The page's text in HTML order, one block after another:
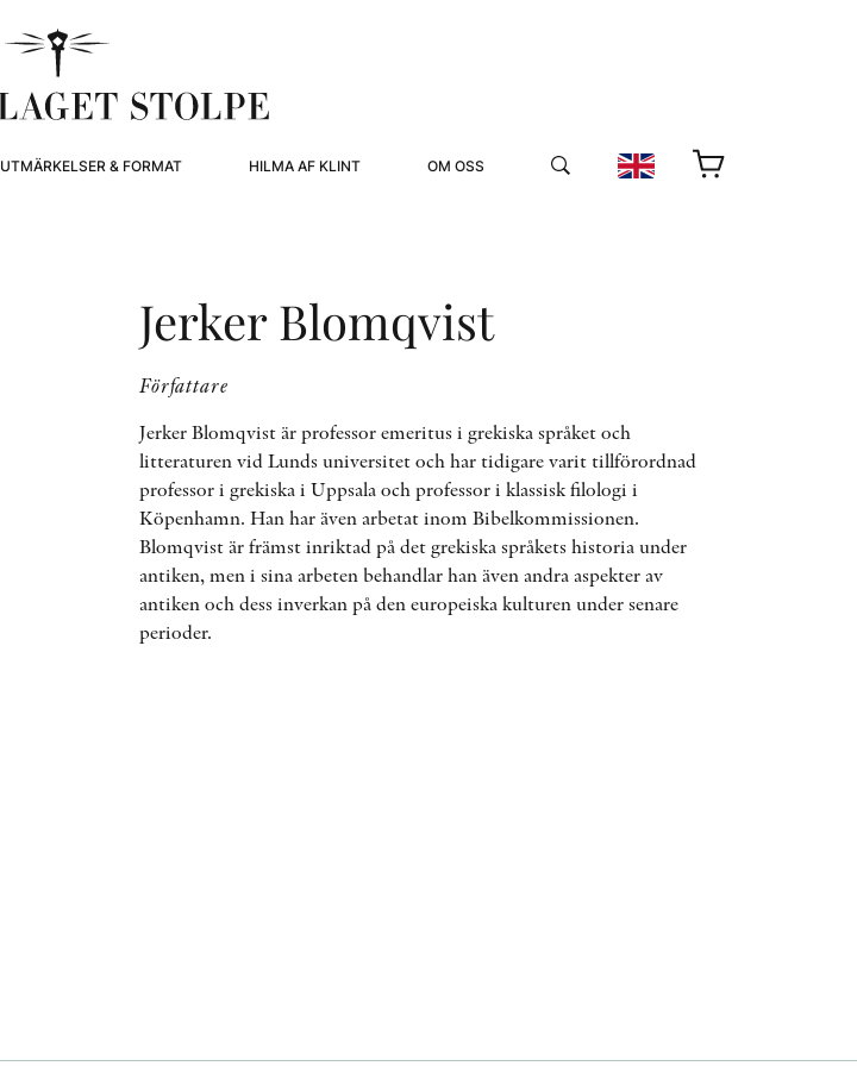
UTMÄRKELSER & FORMAT HILMA AF KLINT OM OSS
STOLPE STORIES
ÖVRIGA FORMAT
Jerker Blomqvist
Författare
Jerker Blomqvist är professor emeritus i grekiska språket och
litteraturen vid Lunds universitet och har tidigare varit tillförordnad
professor i grekiska i Uppsala och professor i klassisk filologi i
Köpenhamn. Han har även arbetat inom Bibelkommissionen.
Blomqvist är främst inriktad på det grekiska språkets historia under
antiken, men i sina arbeten behandlar han även andra aspekter av
antiken och dess inverkan på den europeiska kulturen under senare
perioder.